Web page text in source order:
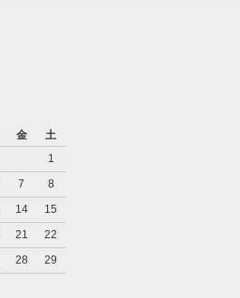
金
土
1
7
8
14
15
21
22
28
29